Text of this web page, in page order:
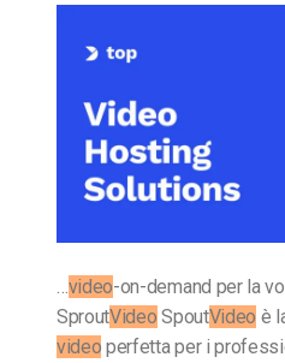
video-on-demand per la
SproutVideo SpoutVideo è
video perfetta per i